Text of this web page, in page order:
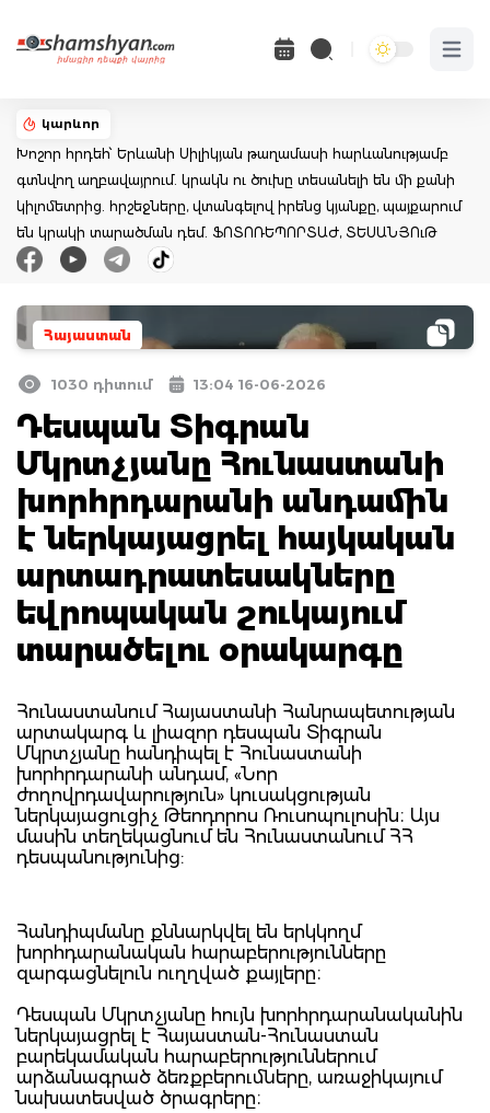
Open
կարևոր
Խոշոր հրդեհ՝ Երևանի Սիլիկյան թաղամասի հարևանությամբ
գտնվող աղբավայրում. կրակն ու ծուխը տեսանելի են մի քանի
կիլոմետրից. հրշեջները, վտանգելով իրենց կյանքը, պայքարում
են կրակի տարածման դեմ. ՖՈՏՈՌԵՊՈՐՏԱԺ, ՏԵՍԱՆՅՈւԹ
Հայաստան
1030 դիտում 13:04 16-06-2026
Դեսպան Տիգրան
Մկրտչյանը Հունաստանի
խորհրդարանի անդամին
է ներկայացրել հայկական
արտադրատեսակները
եվրոպական շուկայում
տարածելու օրակարգը
Հունաստանում Հայաստանի Հանրապետության
արտակարգ և լիազոր դեսպան Տիգրան
Մկրտչյանը հանդիպել է Հունաստանի
խորհրդարանի անդամ, «Նոր
ժողովրդավարություն» կուսակցության
ներկայացուցիչ Թեոդորոս Ռուսոպուլոսին։ Այս
մասին տեղեկացնում են Հունաստանում ՀՀ
դեսպանությունից:
Հանդիպմանը քննարկվել են երկկողմ
խորհդարանական հարաբերությունները
զարգացնելուն ուղղված քայլերը։
Դեսպան Մկրտչյանը հույն խորհրդարանականին
ներկայացրել է Հայաստան-Հունաստան
բարեկամական հարաբերություններում
արձանագրած ձեռքբերումները, առաջիկայում
նախատեսված ծրագրերը։